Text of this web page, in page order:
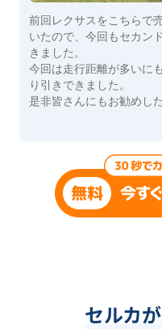
前回レクサスをこちらで
いたので、今回もセカン
きました。
今回は走行距離が多いに
り引きできました。
是非皆さんにもお勧めし
セルカ